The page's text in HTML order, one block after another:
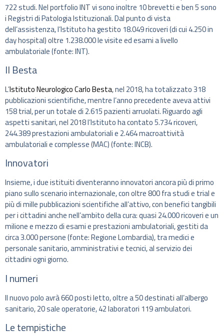
722 studi. Nel portfolio INT vi sono inoltre 10 brevetti e ben 5 sono
i Registri di Patologia Istituzionali. Dal punto di vista
dell’assistenza, l’Istituto ha gestito 18.049 ricoveri (di cui 4.250 in
day hospital) oltre 1.238.000 le visite ed esami a livello
ambulatoriale (fonte: INT).
Il Besta
L’Istituto Neurologico Carlo Besta, nel 2018, ha totalizzato 318
pubblicazioni scientifiche, mentre l’anno precedente aveva attivi
158 trial, per un totale di 2.615 pazienti arruolati. Riguardo agli
aspetti sanitari, nel 2018 l’Istituto ha contato 5.734 ricoveri,
244.389 prestazioni ambulatoriali e 2.464 macroattività
ambulatoriali e complesse (MAC) (fonte: INCB).
Innovatori
Insieme, i due istituiti diventeranno innovatori ancora più di primo
piano sullo scenario internazionale, con oltre 800 fra studi e trial e
più di mille pubblicazioni scientifiche all’attivo, con benefici tangibili
per i cittadini anche nell’ambito della cura: quasi 24.000 ricoveri e un
milione e mezzo di esami e prestazioni ambulatoriali, gestiti da
circa 3.000 persone (fonte: Regione Lombardia), tra medici e
personale sanitario, amministrativi e tecnici, al servizio dei
cittadini ogni giorno.
I numeri
Il nuovo polo avrà 660 posti letto, oltre a 50 destinati all’albergo
sanitario, 20 sale operatorie, 42 laboratori 119 ambulatori.
Le tempistiche